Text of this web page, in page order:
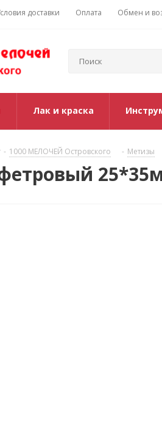
доставки Оплата Обмен и
Лак и краска
- 1000 МЕЛОЧЕЙ Островского - Метизы